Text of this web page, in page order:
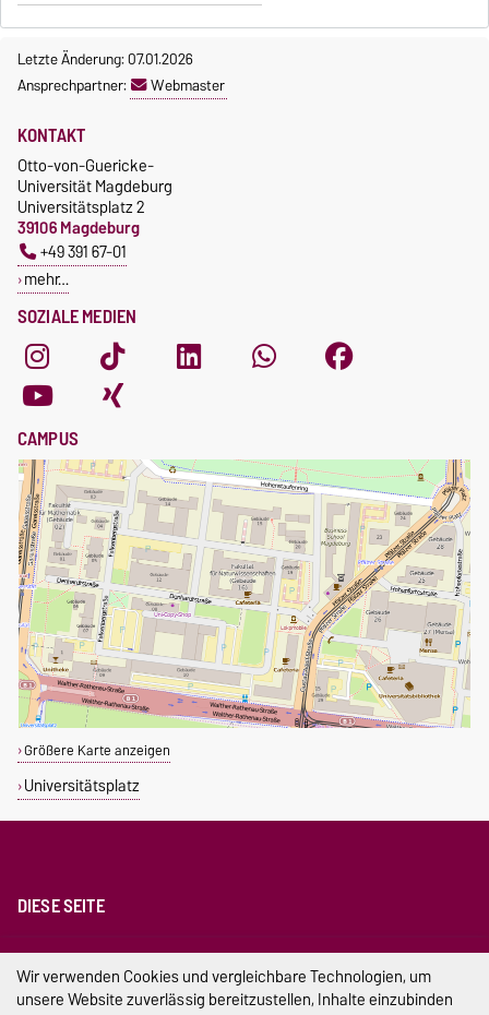
Letzte Änderung: 07.01.2026
Ansprechpartner:
Webmaster
SOZIALE MEDIEN
KONTAKT
Otto-von-Guericke-
Universität Magdeburg
Universitätsplatz 2
39106 Magdeburg
+49 391 67-01
mehr…
CAMPUS
Größere Karte anzeigen
Universitätsplatz
DIESE SEITE
Impressum
Datenschutz
Wir verwenden Cookies und vergleichbare Technologien, um
unsere Website zuverlässig bereitzustellen, Inhalte einzubinden